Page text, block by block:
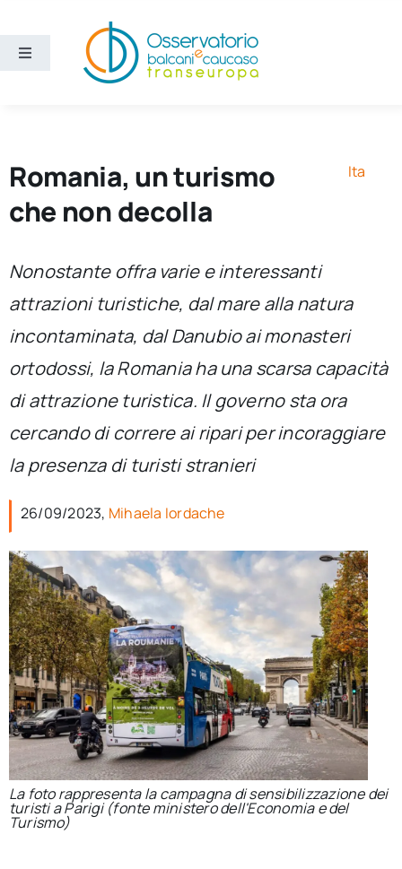
contenuto
Toggle
Ricerca e divulgazione
Sezioni
Chi siamo
per:
Newsletter
Ita
Romania, un turismo
che non decolla
Ita
Nonostante offra varie e interessanti
attrazioni turistiche, dal mare alla natura
incontaminata, dal Danubio ai monasteri
ortodossi, la Romania ha una scarsa capacità
di attrazione turistica. Il governo sta ora
cercando di correre ai ripari per incoraggiare
la presenza di turisti stranieri
26/09/2023, Mihaela Iordache
La foto rappresenta la campagna di sensibilizzazione dei
turisti a Parigi (fonte ministero dell'Economia e del
Turismo)